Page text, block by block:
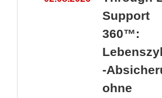
Support
360™:
-
ohne